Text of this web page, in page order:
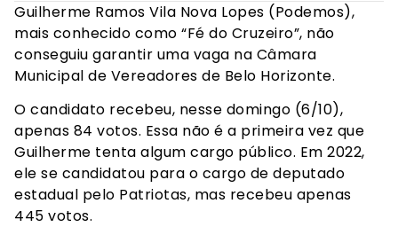
Guilherme Ramos Vila Nova Lopes (Podemos),
mais conhecido como “Fé do Cruzeiro”, não
conseguiu garantir uma vaga na Câmara
Municipal de Vereadores de Belo Horizonte.
O candidato recebeu, nesse domingo (6/10),
apenas 84 votos. Essa não é a primeira vez que
Guilherme tenta algum cargo público. Em 2022,
ele se candidatou para o cargo de deputado
estadual pelo Patriotas, mas recebeu apenas
445 votos.